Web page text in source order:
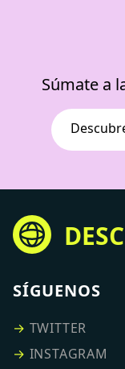
Súmate a
SÍGUENOS
→ TWITTER
→ INSTAGRAM